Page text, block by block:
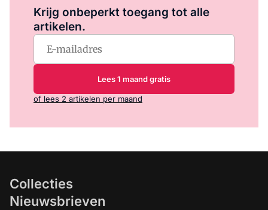
Krijg onbeperkt toegang tot alle
artikelen.
Lees 1 maand gratis
of lees 2 artikelen per maand
Collecties
Nieuwsbrieven